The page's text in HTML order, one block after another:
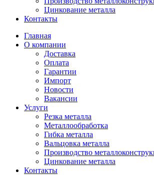
Цинкование металла
Контакты
Главная
О компании
Доставка
Оплата
Гарантии
Импорт
Новости
Вакансии
Услуги
Резка металла
Металлообработка
Гибка металла
Вальцовка металла
Производство
Цинкование металла
Контакты